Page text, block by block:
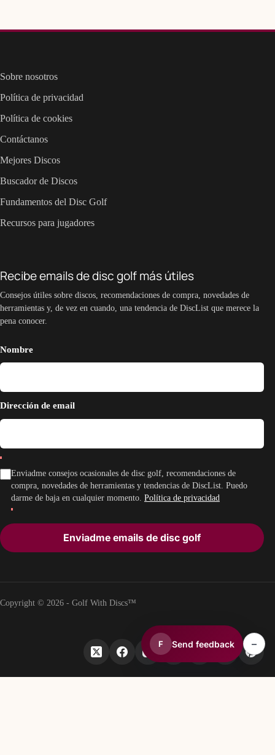
Sobre nosotros
Política de privacidad
Política de cookies
Contáctanos
Mejores Discos
Buscador de Discos
Fundamentos del Disc Golf
Recursos para jugadores
Recibe emails de disc golf más útiles
Consejos útiles sobre discos, recomendaciones de compra, novedades de
herramientas y, de vez en cuando, una tendencia de DiscList que merece la
pena conocer.
Nombre
Dirección de email
Enviadme consejos ocasionales de disc golf, recomendaciones de
compra, novedades de herramientas y tendencias de DiscList. Puedo
darme de baja en cualquier momento. Política de privacidad
Enviadme emails de disc golf
Copyright © 2026 - Golf With Discs™
F Send feedback –